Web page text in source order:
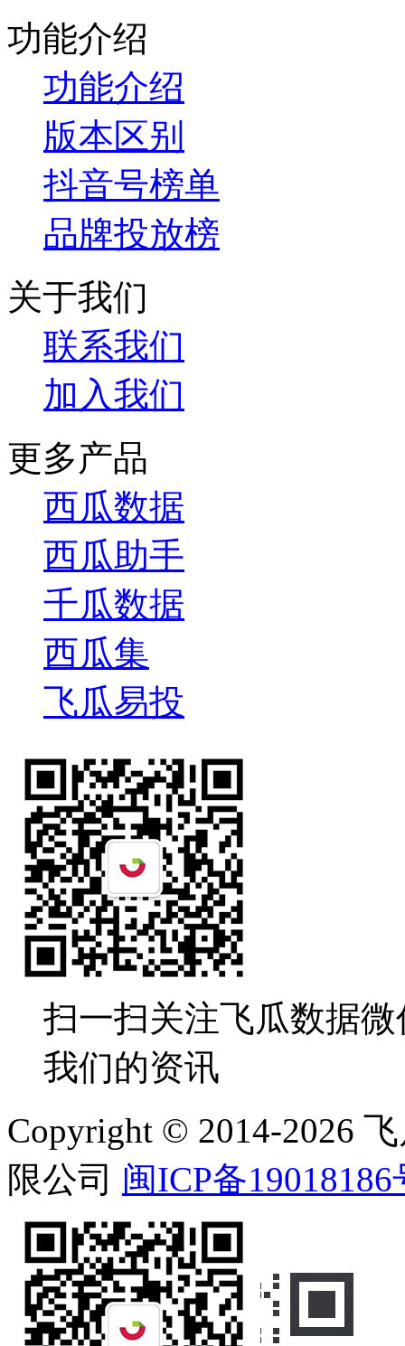
功能介绍
功能介绍
版本区别
抖音号榜单
品牌投放榜
关于我们
联系我们
加入我们
更多产品
西瓜数据
西瓜助手
千瓜数据
西瓜集
飞瓜易投
扫一扫关注飞瓜数据
我们的资讯
Copyright © 2014-2026
限公司 闽ICP备19018186
在线客服